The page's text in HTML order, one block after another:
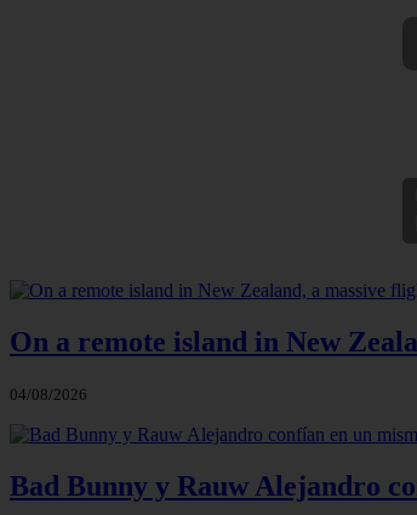
On a remote island in New
04/08/2026
Bad Bunny y Rauw Alejandro